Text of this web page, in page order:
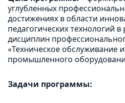
углубленных
достижениях в области
педагогических технологий
дисциплин
«Техническое обслуживание
промышленного
Задачи программы: